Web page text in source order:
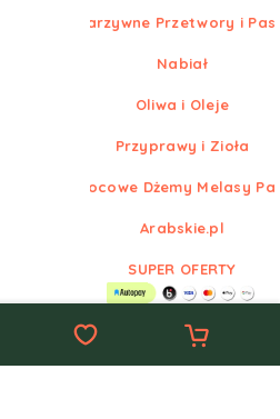
Warzywne Przetwory i
Nabiał
Oliwa i Oleje
Przyprawy i Zioła
Owocowe Dżemy Melasy
Arabskie.pl
SUPER OFERTY
Arabskie.pl